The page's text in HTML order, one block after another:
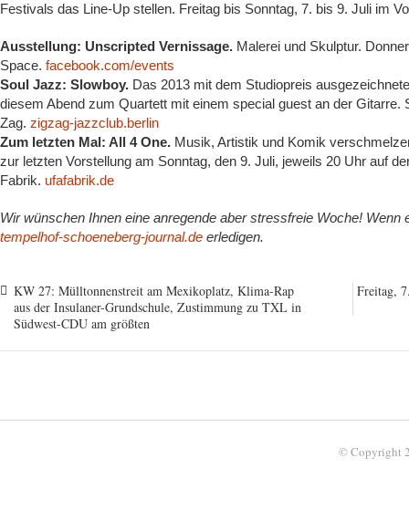
Festivals das Line-Up stellen. Freitag bis Sonntag, 7. bis 9. Juli im
Ausstellung: Unscripted Vernissage. Malerei und Skulptur.
Space. facebook.com/events
Soul Jazz: Slowboy. Das 2013 mit dem Studiopreis
diesem Abend zum Quartett mit einem special guest an der Gitarre.
Zag. zigzag-jazzclub.berlin
Zum letzten Mal: All 4 One. Musik, Artistik und Komik
zur letzten Vorstellung am Sonntag, den 9. Juli, jeweils 20 Uhr auf
Fabrik. ufafabrik.de
Wir wünschen Ihnen eine anregende aber stressfreie Woche!
tempelhof-schoeneberg-journal.de erledigen.
KW 27: Mülltonnenstreit am Mexikoplatz, Klima-Rap
aus der Insulaner-Grundschule, Zustimmung zu TXL in
Südwest-CDU am größten
Freitag,
© Copyright